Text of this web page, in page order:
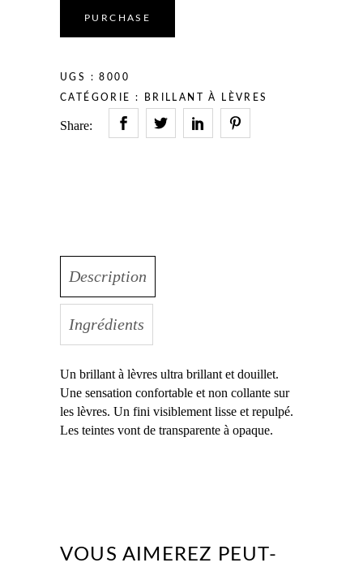
PURCHASE
UGS :8000
CATÉGORIE : BRILLANT À LÈVRES
Share:
Description
Ingrédients
Un brillant à lèvres ultra brillant et douillet.
Une sensation confortable et non collante sur
les lèvres. Un fini visiblement lisse et repulpé.
Les teintes vont de transparente à opaque.
VOUS AIMEREZ PEUT-